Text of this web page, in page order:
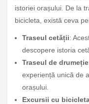
istoriei orașului. De la
bicicleta, există ceva
Traseul cetății:
descopere istoria
Traseul de drumeție
experiență unică de
orașului.
Excursii cu